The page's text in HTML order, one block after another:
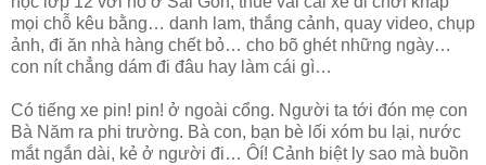
mọi chỗ kêu bằng… danh lam, thắng cảnh, quay video, chụp
ảnh, đi ăn nhà hàng chết bỏ… cho bõ ghét những ngày…
con nít chẳng dám đi đâu hay làm cái gì…
Có tiếng xe pin! pin! ở ngoài cổng. Người ta tới đón mẹ con
Bà Năm ra phi trường. Bà con, bạn bè lối xóm bu lại, nước
mắt ngắn dài, kẻ ở người đi… Ôí! Cảnh biệt ly sao mà buồn